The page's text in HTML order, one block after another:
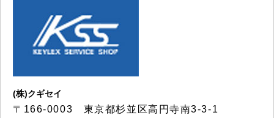
(株)クギセイ
〒166-0003 東京都杉並区高円寺南3-3-1